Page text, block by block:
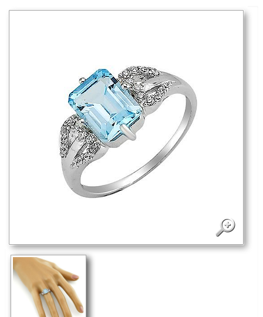
Средний вес: 2.20 гр.
Как узнать размер?
руб.
В корзину
Нашли этот товар дешевле? - Жми сюда!
Отправить другу
На изделии стоит 925 проба (оттиск)
Государственной пробирной инспекции